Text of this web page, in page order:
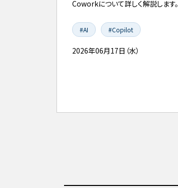
Coworkについて詳しく解説します。
#AI #Copilot
2026年06月17日（水）